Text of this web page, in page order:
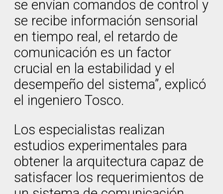
se envían comandos de control y
se recibe información sensorial
en tiempo real, el retardo de
comunicación es un factor
crucial en la estabilidad y el
desempeño del sistema”, explicó
el ingeniero Tosco.
Los especialistas realizan
estudios experimentales para
obtener la arquitectura capaz de
satisfacer los requerimientos de